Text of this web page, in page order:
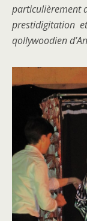
particulièrement
prestidigitation
qollywoodien